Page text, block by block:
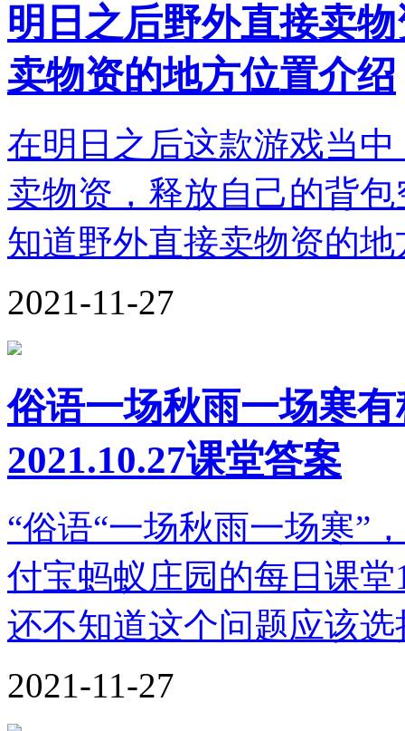
明日之后野外直接卖
卖物资的地方位置介绍
在明日之后这款游戏当
卖物资，释放自己的背
知道野外直接卖物资的
2021-11-27
俗语一场秋雨一场寒
2021.10.27课堂答案
“俗语“一场秋雨一场寒”
付宝蚂蚁庄园的每日课
还不知道这个问题应该
2021-11-27